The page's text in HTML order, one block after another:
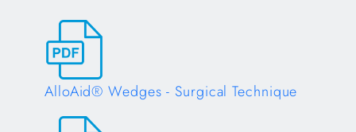
AlloAid® Wedges - Surgical Technique
Opens in a new tab